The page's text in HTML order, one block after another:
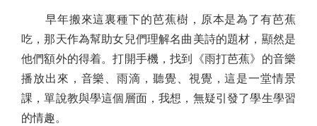
早年搬來這裏種下的芭蕉樹，原本是為了有芭蕉
吃，那天作為幫助女兒們理解名曲美詩的題材，顯然是
他們額外的得着。打開手機，找到《雨打芭蕉》的音樂
播放出來，音樂、雨滴，聽覺、視覺，這是一堂情景
課，單說教與學這個層面，我想，無疑引發了學生學習
的情趣。